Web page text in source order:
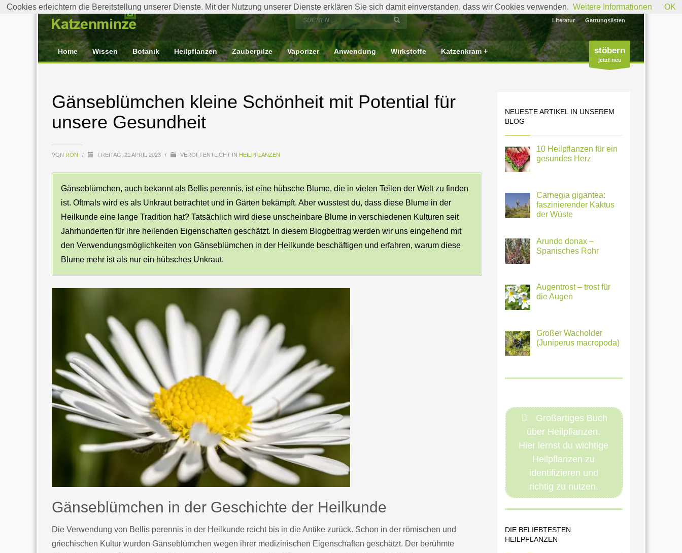
Literatur Gattungslisten
Home Wissen Botanik Heilpflanzen Zauberpilze Vaporizer Anwendung Wirkstoffe Katzenkram + stöbern
jetzt neu
Gänseblümchen kleine Schönheit mit Potential für
unsere Gesundheit
VON RON / FREITAG, 21 APRIL 2023 / VERÖFFENTLICHT IN HEILPFLANZEN
Gänseblümchen, auch bekannt als Bellis perennis, ist eine hübsche Blume, die in vielen Teilen der Welt zu finden
ist. Oftmals wird es als Unkraut betrachtet und in Gärten bekämpft. Aber wusstest du, dass diese Blume in der
Heilkunde eine lange Tradition hat? Tatsächlich wird diese unscheinbare Blume in verschiedenen Kulturen seit
Jahrhunderten für ihre heilenden Eigenschaften geschätzt. In diesem Blogbeitrag werden wir uns eingehend mit
den Verwendungsmöglichkeiten von Gänseblümchen in der Heilkunde beschäftigen und erfahren, warum diese
Blume mehr ist als nur ein hübsches Unkraut.
Gänseblümchen in der Geschichte der Heilkunde
Die Verwendung von Bellis perennis in der Heilkunde reicht bis in die Antike zurück. Schon in der römischen und
griechischen Kultur wurden Gänseblümchen wegen ihrer medizinischen Eigenschaften geschätzt. Der berühmte
NEUESTE ARTIKEL IN UNSEREM
BLOG
10 Heilpflanzen für ein
gesundes Herz
Carnegia gigantea:
faszinierender Kaktus
der Wüste
Arundo donax –
Spanisches Rohr
Augentrost – trost für
die Augen
Großer Wacholder
(Juniperus macropoda)
Großartiges Buch
über Heilpflanzen.
Hier lernst du wichtige
Heilpflanzen zu
identifizieren und
richtig zu nutzen.
DIE BELIEBTESTEN
HEILPFLANZEN
Cookies erleichtern die Bereitstellung unserer Dienste. Mit der Nutzung unserer Dienste erklären Sie sich damit einverstanden, dass wir Cookies verwenden. Weitere Informationen OK